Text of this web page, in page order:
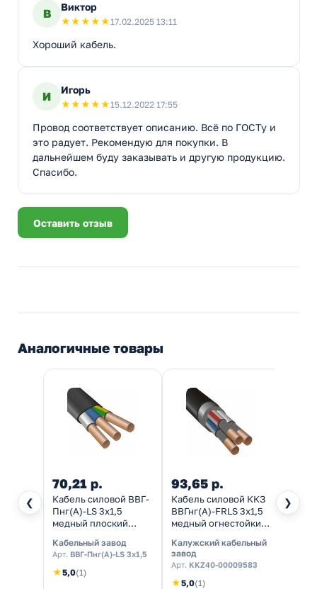
В Виктор
★★★★★17.02.2025 13:11
Хороший кабель.
И Игорь
★★★★★15.12.2022 17:55
Провод соответствует описанию. Всё по ГОСТу и
это радует. Рекомендую для покупки. В
дальнейшем буду заказывать и другую продукцию.
Спасибо.
Оставить отзыв
Аналогичные товары
❮ ❯
70,21 р.
Кабель силовой ВВГ-
Пнг(А)-LS 3х1,5
медный плоский
Кабельный завод
Арт. ВВГ-Пнг(А)-LS 3х1,5
★5,0(1)
93,65 р.
Кабель силовой ККЗ
ВВГнг(А)-FRLS 3х1,5
медный огнестойкий
Калужский кабельный
завод
Арт. KKZ40-00009583
★5,0(1)